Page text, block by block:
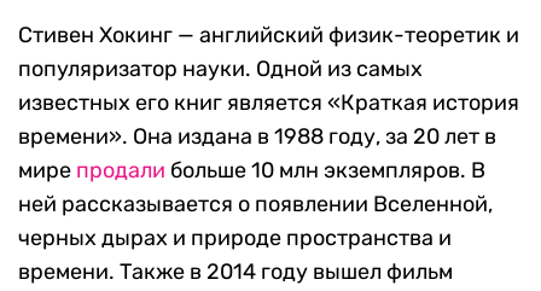
Стивен Хокинг — английский физик-теоретик и
популяризатор науки. Одной из самых
известных его книг является «Краткая история
времени». Она издана в 1988 году, за 20 лет в
мире продали больше 10 млн экземпляров. В
ней рассказывается о появлении Вселенной,
черных дырах и природе пространства и
времени. Также в 2014 году вышел фильм